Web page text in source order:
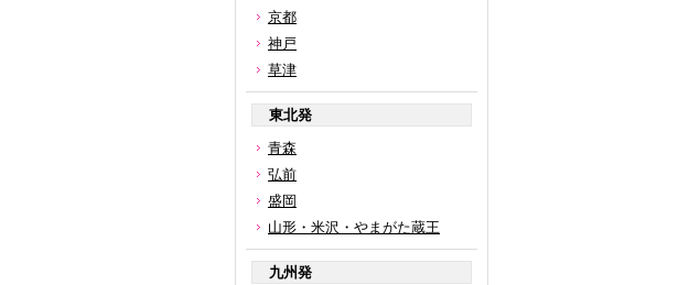
京都
神戸
草津
東北発
青森
弘前
盛岡
山形・米沢・やまがた蔵王
九州発